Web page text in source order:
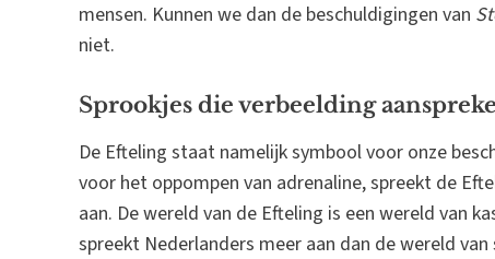
mensen. Kunnen we dan de beschuldigingen van
niet.
Sprookjes die verbeelding
De Efteling staat namelijk symbool voor onze
voor het oppompen van adrenaline, spreekt de
aan. De wereld van de Efteling is een wereld van
spreekt Nederlanders meer aan dan de wereld